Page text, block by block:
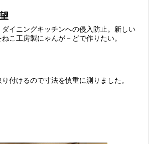
イニングキッチンへの侵入防止。新しい
こ工房製にゃんが－どで作りたい。
付けるので寸法を慎重に測りました。